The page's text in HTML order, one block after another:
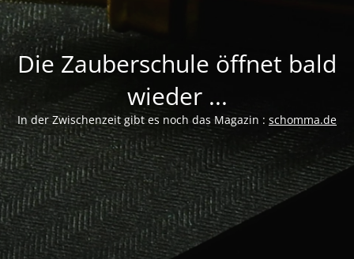
Die Zauberschule öffnet bald
wieder ...
In der Zwischenzeit gibt es noch das Magazin : schomma.de